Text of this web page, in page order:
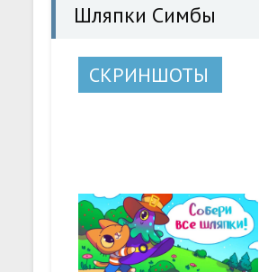
Шляпки Симбы
СКРИНШОТЫ